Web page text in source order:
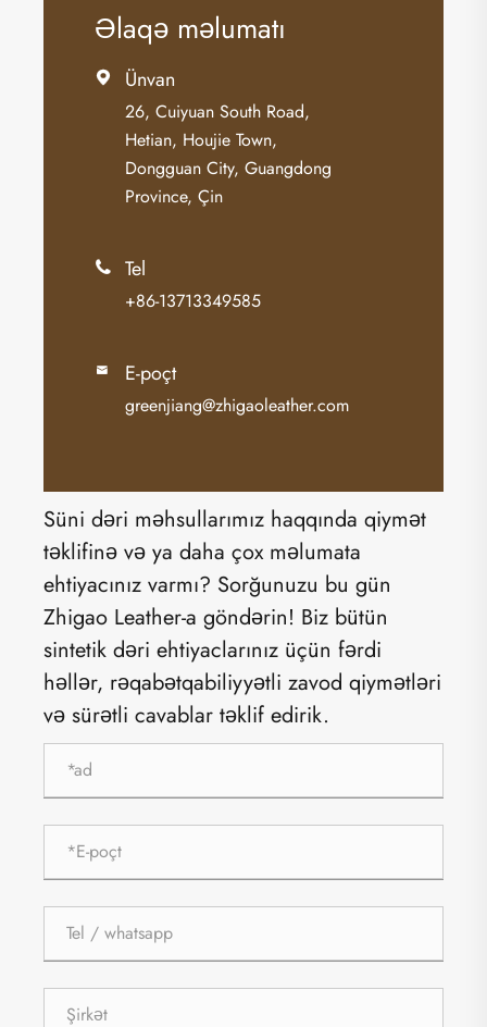
Əlaqə məlumatı
 Ünvan
26, Cuiyuan South Road,
Hetian, Houjie Town,
Dongguan City, Guangdong
Province, Çin
 Tel
+86-13713349585
 E-poçt
greenjiang@zhigaoleather.com
Süni dəri məhsullarımız haqqında qiymət
təklifinə və ya daha çox məlumata
ehtiyacınız varmı? Sorğunuzu bu gün
Zhigao Leather-a göndərin! Biz bütün
sintetik dəri ehtiyaclarınız üçün fərdi
həllər, rəqabətqabiliyyətli zavod qiymətləri
və sürətli cavablar təklif edirik.